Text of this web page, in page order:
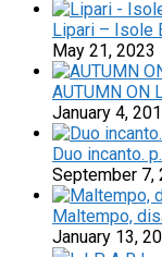
Lipari – Isole
May 21, 2023
AUTUMN ON
January 4,
Duo incanto.
September 7,
Maltempo,
January 13,